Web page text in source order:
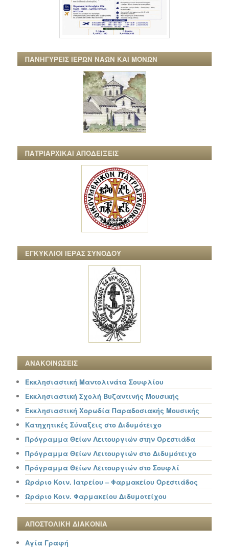
ΠΑΝΗΓΥΡΕΙΣ ΙΕΡΩΝ ΝΑΩΝ ΚΑΙ ΜΟΝΩΝ
ΠΑΤΡΙΑΡΧΙΚΑΙ ΑΠΟΔΕΙΞΕΙΣ
ΕΓΚΥΚΛΙΟΙ ΙΕΡΑΣ ΣΥΝΟΔΟΥ
ΑΝΑΚΟΙΝΩΣΕΙΣ
Εκκλησιαστική Μαντολινάτα Σουφλίου
Εκκλησιαστική Σχολή Βυζαντινής Μουσικής
Εκκλησιαστική Χορωδία Παραδοσιακής Μουσικής
Κατηχητικές Σύναξεις στο Διδυμότειχο
Πρόγραμμα Θείων Λειτουργιών στην Ορεστιάδα
Πρόγραμμα Θείων Λειτουργιών στο Διδυμότειχο
Πρόγραμμα Θείων Λειτουργιών στο Σουφλί
Ωράριο Κοιν. Ιατρείου – Φαρμακείου Ορεστιάδος
Ωράριο Κοιν. Φαρμακείου Διδυμοτείχου
ΑΠΟΣΤΟΛΙΚΗ ΔΙΑΚΟΝΙΑ
Αγία Γραφή